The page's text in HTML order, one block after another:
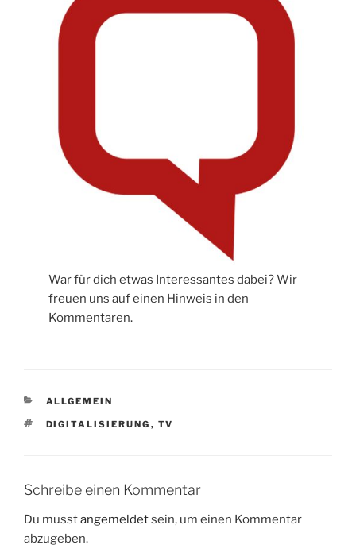
War für dich etwas Interessantes dabei? Wir
freuen uns auf einen Hinweis in den
Kommentaren.
CATEGORIES
ALLGEMEIN
TAGS
DIGITALISIERUNG , TV
Schreibe einen Kommentar
Du musstangemeldetsein, um einen Kommentar
abzugeben.